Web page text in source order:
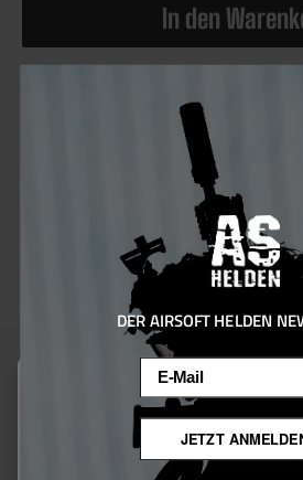
In den
100072.3
Helikon-Tex®
Sie erhalten 110 Bonus
Multicam Black
Beschreibung
Diese Website verwendet Cookies, um eine
bieten zu können.Mehr
Nur technisch
DER AIRSOFT HELDEN
JETZT